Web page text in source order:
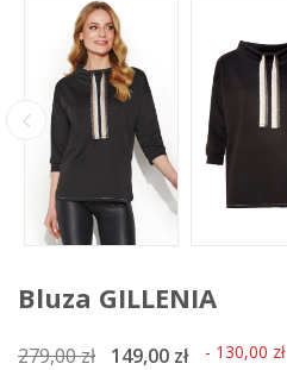
Bluza GILLENIA
279,00 zł 149,00 zł - 130,00 zł